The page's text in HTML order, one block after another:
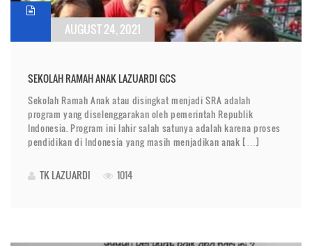
AUGUST 24, 2021
SEKOLAH RAMAH ANAK LAZUARDI GCS
Sekolah Ramah Anak atau disingkat menjadi SRA adalah
program yang diselenggarakan oleh pemerintah Republik
Indonesia. Program ini lahir salah satunya adalah karena proses
pendidikan di Indonesia yang masih menjadikan anak […]
TK LAZUARDI 1014